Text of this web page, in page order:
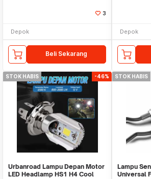
3
Depok
Beli Sekarang
Depok
STOK HABIS -46%
Urbanroad Lampu Depan Motor
LED Headlamp HS1 H4 Cool
STOK HABIS
Lampu
Universal